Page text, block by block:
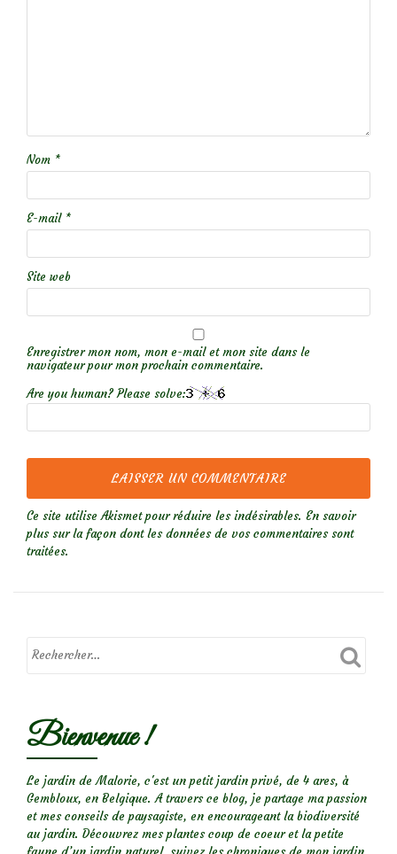
Nom *
E-mail *
Site web
Enregistrer mon nom, mon e-mail et mon site dans le
navigateur pour mon prochain commentaire.
Are you human? Please solve:
Ce site utilise Akismet pour réduire les indésirables. En savoir
plus sur la façon dont les données de vos commentaires sont
traitées.
Bienvenue !
Le jardin de Malorie, c'est un petit jardin privé, de 4 ares, à
Gembloux, en Belgique. A travers ce blog, je partage ma passion
et mes conseils de paysagiste, en encourageant la biodiversité
au jardin. Découvrez mes plantes coup de coeur et la petite